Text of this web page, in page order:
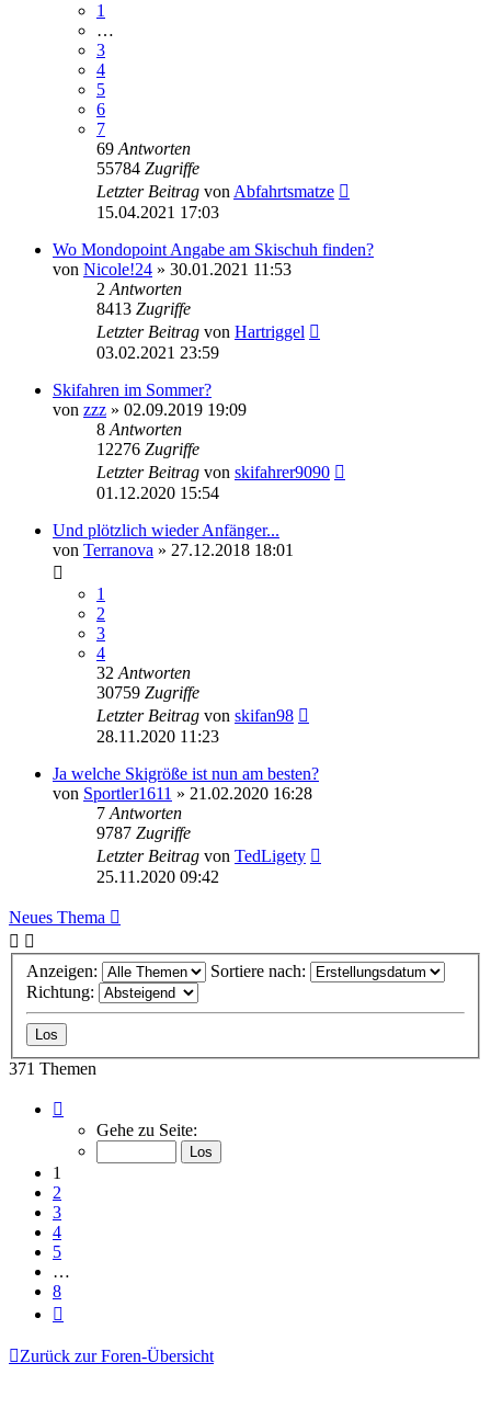
1
…
3
4
5
6
7
69 Antworten
55784 Zugriffe
Letzter Beitrag von Abfahrtsmatze
15.04.2021 17:03
Wo Mondopoint Angabe am Skischuh finden?
von Nicole!24 » 30.01.2021 11:53
2 Antworten
8413 Zugriffe
Letzter Beitrag von Hartriggel
03.02.2021 23:59
Skifahren im Sommer?
von zzz » 02.09.2019 19:09
8 Antworten
12276 Zugriffe
Letzter Beitrag von skifahrer9090
01.12.2020 15:54
Und plötzlich wieder Anfänger...
von Terranova » 27.12.2018 18:01
1
2
3
4
32 Antworten
30759 Zugriffe
Letzter Beitrag von skifan98
28.11.2020 11:23
Ja welche Skigröße ist nun am besten?
von Sportler1611 » 21.02.2020 16:28
7 Antworten
9787 Zugriffe
Letzter Beitrag von TedLigety
25.11.2020 09:42
Neues Thema
Anzeigen:
Sortiere nach:
Richtung:
371 Themen
von
Gehe zu Seite:
1
2
3
4
5
…
8
Zurück zur Foren-Übersicht